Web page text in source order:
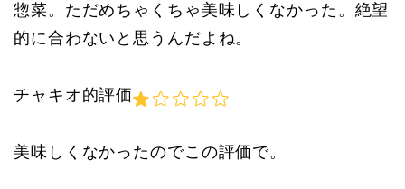
惣菜。ただめちゃくちゃ美味しくなかった。絶望
的に合わないと思うんだよね。
チャキオ的評価
美味しくなかったのでこの評価で。